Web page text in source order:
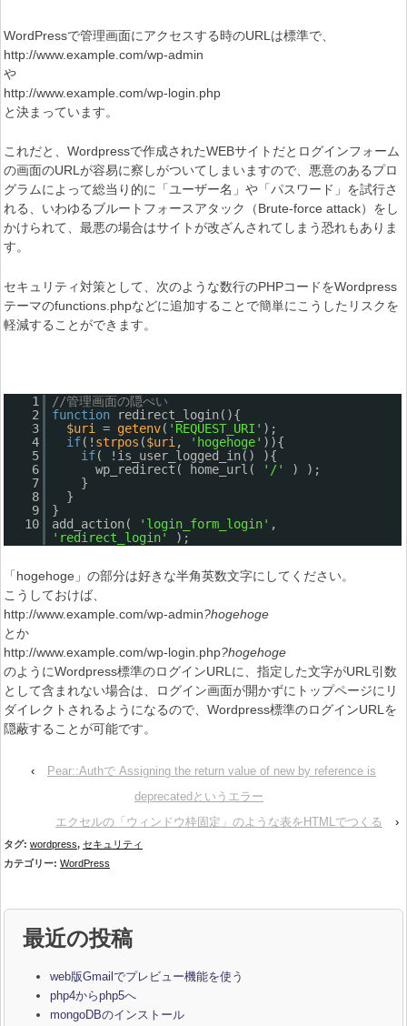
WordPressで管理画面にアクセスする時のURLは標準で、
http://www.example.com/wp-admin
や
http://www.example.com/wp-login.php
と決まっています。
これだと、Wordpressで作成されたWEBサイトだとログインフォーム
の画面のURLが容易に察しがついてしまいますので、悪意のあるプロ
グラムによって総当り的に「ユーザー名」や「パスワード」を試行さ
れる、いわゆるブルートフォースアタック（Brute-force attack）をし
かけられて、最悪の場合はサイトが改ざんされてしまう恐れもありま
す。
セキュリティ対策として、次のような数行のPHPコードをWordpress
テーマのfunctions.phpなどに追加することで簡単にこうしたリスクを
軽減することができます。
1
//管理画面の隠ぺい
2
function
redirect_login(){
3
$uri = getenv( 'REQUEST_URI' );
4
if(! strpos ($uri, 'hogehoge' )){
5
if( !is_user_logged_in() ){
6
wp_redirect( home_url( '/'
) );
7
}
8
}
9
}
10
add_action( 'login_form_login' ,
'redirect_login'
);
「hogehoge」の部分は好きな半角英数文字にしてください。
こうしておけば、
http://www.example.com/wp-admin?hogehoge
とか
http://www.example.com/wp-login.php?hogehoge
のようにWordpress標準のログインURLに、指定した文字がURL引数
として含まれない場合は、ログイン画面が開かずにトップページにリ
ダイレクトされるようになるので、Wordpress標準のログインURLを
隠蔽することが可能です。
‹
Pear::Authで Assigning the return value of new by reference is
deprecatedというエラー
エクセルの「ウィンドウ枠固定」のような表をHTMLでつくる
›
タグ: wordpress, セキュリティ
カテゴリー: WordPress
最近の投稿
web版Gmailでプレビュー機能を使う
php4からphp5へ
mongoDBのインストール